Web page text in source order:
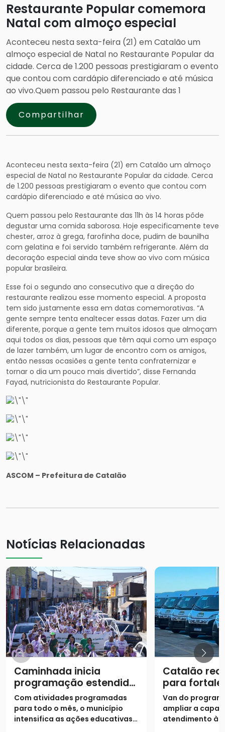
Restaurante Popular comemora
Natal com almoço especial
Aconteceu nesta sexta-feira (21) em Catalão um
almoço especial de Natal no Restaurante Popular da
cidade. Cerca de 1.200 pessoas prestigiaram o evento
que contou com cardápio diferenciado e até música
ao vivo.Quem passou pelo Restaurante das 1
Compartilhar
Aconteceu nesta sexta-feira (21) em Catalão um almoço
especial de Natal no Restaurante Popular da cidade. Cerca
de 1.200 pessoas prestigiaram o evento que contou com
cardápio diferenciado e até música ao vivo.
Quem passou pelo Restaurante das 11h às 14 horas pôde
degustar uma comida saborosa. Hoje especificamente teve
chester, arroz à grega, farofinha doce, pudim de baunilha
com gelatina e foi servido também refrigerante. Além da
decoração especial ainda teve show ao vivo com música
popular brasileira.
Esse foi o segundo ano consecutivo que a direção do
restaurante realizou esse momento especial. A proposta
tem sido justamente essa em datas comemorativas. “A
gente sempre tenta enaltecer essas datas. Fazer um dia
diferente, porque a gente tem muitos idosos que almoçam
aqui todos os dias, pessoas que têm aqui como um espaço
de lazer também, um lugar de encontro com os amigos,
então nessas ocasiões a gente tenta confraternizar e
tornar o dia um pouco mais divertido”, disse Fernanda
Fayad, nutricionista do Restaurante Popular.
ASCOM – Prefeitura de Catalão
Notícias Relacionadas
Caminhada inicia
programação estendida
do Agosto Lilás
Com atividades programadas
para todo o mês, o município
intensifica as ações educativas e
Catalão
para
assistência
Van do
ampliar a
atendimento às